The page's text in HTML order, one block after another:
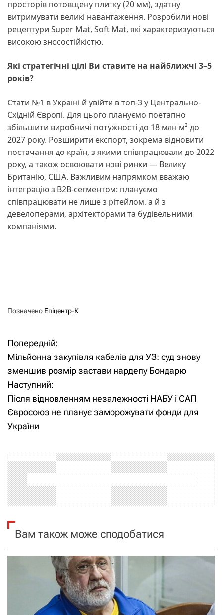
просторів потовщену плитку (20 мм), здатну
витримувати великі навантаження. Розробили нові
рецептури Super Mat, Soft Mat, які характеризуються
високою зносостійкістю.
Які стратегічні цілі Ви ставите на найближчі 3–5
років?
Стати №1 в Україні й увійти в топ-3 у Центрально-
Східній Європі. Для цього плануємо поетапно
збільшити виробничі потужності до 18 млн м² до
2027 року. Розширити експорт, зокрема відновити
постачання до країн, з якими співпрацювали до 2022
року, а також освоювати нові ринки — Велику
Британію, США. Важливим напрямком вважаю
інтеграцію з B2B-сегментом: плануємо
співпрацювати не лише з рітейлом, а й з
девелоперами, архітекторами та будівельними
компаніями.
Позначено Епіцентр-К
Н
а
в
і
г
а
ц
і
а
Попередній:
Мільйонна закупівля кабелів для УЗ: суд знову
зменшив розмір застави нардепу Бондарю
Наступний:
Після відновленням незалежності НАБУ і САП
Євросоюз не планує заморожувати фонди для
України
Вам також може сподобатися